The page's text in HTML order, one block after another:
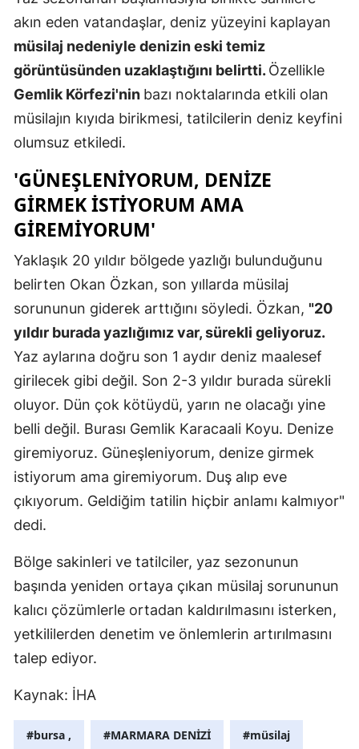
Diyarbakır
Erzincan
Hakkari
Isparta
Mersin
İstanbul
Kars
Kırklareli
Kırşehir
akın eden vatandaşlar, deniz yüzeyini kaplayan
müsilaj nedeniyle denizin eski temiz
görüntüsünden uzaklaştığını belirtti.Özellikle
Gemlik Körfezi'nin bazı noktalarında etkili olan
müsilajın kıyıda birikmesi, tatilcilerin deniz keyfini
olumsuz etkiledi.
'GÜNEŞLENIYORUM, DENIZE
GIRMEK ISTIYORUM AMA
GIREMIYORUM'
Yaklaşık 20 yıldır bölgede yazlığı bulunduğunu
belirten Okan Özkan, son yıllarda müsilaj
sorununun giderek arttığını söyledi. Özkan, "20
yıldır burada yazlığımız var, sürekli geliyoruz.
Yaz aylarına doğru son 1 aydır deniz maalesef
girilecek gibi değil. Son 2-3 yıldır burada sürekli
oluyor. Dün çok kötüydü, yarın ne olacağı yine
belli değil. Burası Gemlik Karacaali Koyu. Denize
giremiyoruz. Güneşleniyorum, denize girmek
istiyorum ama giremiyorum. Duş alıp eve
çıkıyorum. Geldiğim tatilin hiçbir anlamı kalmıyor"
dedi.
Bölge sakinleri ve tatilciler, yaz sezonunun
başında yeniden ortaya çıkan müsilaj sorununun
kalıcı çözümlerle ortadan kaldırılmasını isterken,
yetkililerden denetim ve önlemlerin artırılmasını
talep ediyor.
Kaynak: İHA
#bursa , #MARMARA DENİZİ #müsilaj